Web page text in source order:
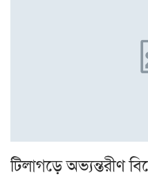
টিলাগড়ে অভ্যন্তরীণ